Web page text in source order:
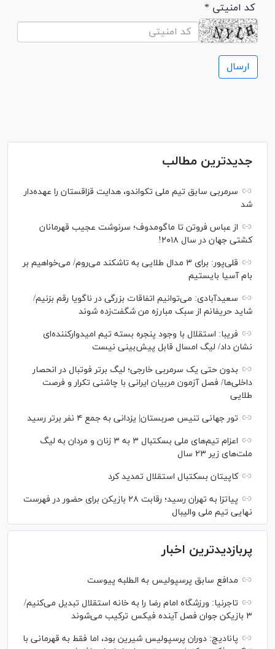
* کد امنیتی
جدیدترین مطالب
سرمربی سابق تیم ملی تکواندو، هدایت قزاقستان را عهده‌دار
شد
از عباس فروتن تا ماگومدوف؛ سرنوشت عجیب قهرمانان
کشتی جهان در سال ۲۰۱۸!
قلی‌پور: برای ۳ مدال طلایی به تاشکند می‌روم/ می‌خواهیم بر
بام آسیا بایستیم
سعیدآبادی: می‌توانیم اتفاقات بزرگی در ناگویا رقم بزنیم/
شاید حریفانم از سبک مبارزه من شگفت‌زده شوند
فریبا: استقلال با وجود پنجره بسته تیم امیدوارکننده‌ای
نشان داد/ لیگ امسال قابل پیش‌بینی نیست
بدون حتی یک سرمربی خارجی؛ لیگ برتر فوتبال در انحصار
داخلی‌ها/ فصل آزمون مربیان ایرانی با چاشنی تکرار و فرصت
طلایی
تور جهانی تنیس صربستان| یزدانی به جمع ۴ نفر برتر رسید
اعزام تیم‌های ملی بسکتبال ۳ به ۳ زنان و مردان به لیگ
ملت‌های زیر ۲۳ سال
کاپیتان بسکتبال استقلال تمدید کرد
پیاتزا به تهران رسید؛ رقابت ۲۸ بازیکن برای حضور در فهرست
نهایی تیم ملی والیبال
پربازدیدترین اخبار
مدافع سابق پرسپولیس به الطلبه پیوست
تاجرنیا: ورزشگاه امام رضا را به خانه استقلال تبدیل می‌کنیم/
۳ بازیکن جوان فصل آینده فیکس ترکیب می‌شوند
پانادیچ: دوران پرسپولیس شیرین بود، اما فقط به قهرمانی با